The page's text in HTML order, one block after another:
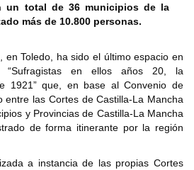
un total de 36 municipios de la
más de 10.800 personas.
en Toledo, ha sido el último espacio en
“Sufragistas en ellos años 20, la
1921” que, en base al Convenio de
entre las Cortes de Castilla-La Mancha
y Provincias de Castilla-La Mancha
de forma itinerante por la región
a instancia de las propias Cortes